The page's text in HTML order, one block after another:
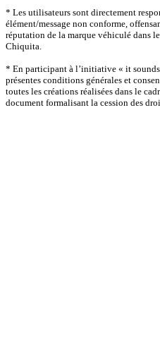
* Les utilisateurs sont directement
élément/message non conforme,
réputation de la marque véhiculé dans
Chiquita.
* En participant à l’initiative « it
présentes conditions générales et
toutes les créations réalisées dans le
document formalisant la cession des